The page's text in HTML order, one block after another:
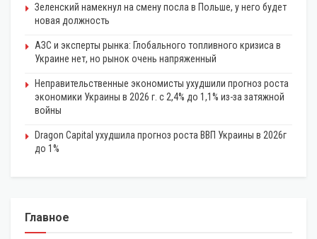
Зеленский намекнул на смену посла в Польше, у него будет
новая должность
АЗС и эксперты рынка: Глобального топливного кризиса в
Украине нет, но рынок очень напряженный
Неправительственные экономисты ухудшили прогноз роста
экономики Украины в 2026 г. с 2,4% до 1,1% из-за затяжной
войны
Dragon Capital ухудшила прогноз роста ВВП Украины в 2026г
до 1%
Главное